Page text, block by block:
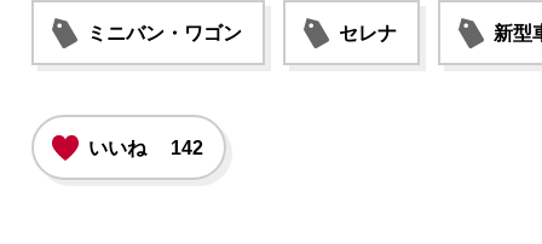
ミニバン・ワゴン セレナ 新型
いいね 142